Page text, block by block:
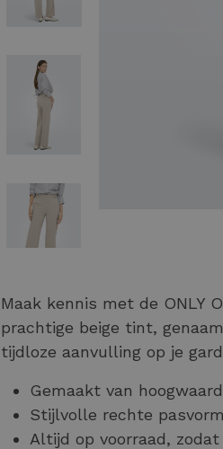
Maak kennis met de ONLY
prachtige beige tint,
tijdloze aanvulling op je
Gemaakt van
Stijlvolle rechte
Altijd op voorraad,